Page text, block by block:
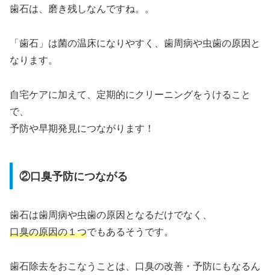
歯石は、磨き残しなんですね。。
「歯石」は菌の温床になりやすく、歯周病や虫歯の原因と
なります。
自宅ケアに加えて、定期的にクリーニングをうけること
で、
予防や早期発見につながります！
②口臭予防につながる
歯石は歯周病や虫歯の原因となるだけでなく、
口臭の原因の１つでもあるそうです。
歯石除去をおこなうことは、口臭の改善・予防にもなるん